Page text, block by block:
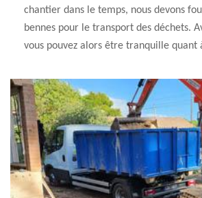
chantier dans le temps, nous devons
bennes pour le transport des déchets.
vous pouvez alors être tranquille quant